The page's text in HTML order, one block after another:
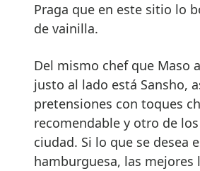
Praga que en este sitio lo
de vainilla.
Del mismo chef que Maso
justo al lado está Sansho,
pretensiones con toques
recomendable y otro de
ciudad. Si lo que se desea
hamburguesa, las mejores